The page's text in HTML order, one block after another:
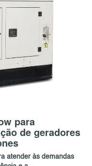
para
de geradores
atender às demandas